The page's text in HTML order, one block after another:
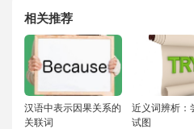
相关推荐
汉语中表示因果关系的
关联词
近义词辨析：
试图